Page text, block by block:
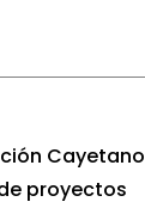
Cayetano
proyectos